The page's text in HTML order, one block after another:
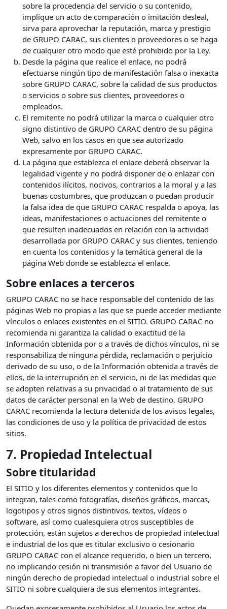
sobre la procedencia del servicio o su contenido,
implique un acto de comparación o imitación desleal,
sirva para aprovechar la reputación, marca y prestigio
de GRUPO CARAC, sus clientes o proveedores o se haga
de cualquier otro modo que esté prohibido por la Ley.
Desde la página que realice el enlace, no podrá
efectuarse ningún tipo de manifestación falsa o inexacta
sobre GRUPO CARAC, sobre la calidad de sus productos
o servicios o sobre sus clientes, proveedores o
empleados.
El remitente no podrá utilizar la marca o cualquier otro
signo distintivo de GRUPO CARAC dentro de su página
Web, salvo en los casos en que sea autorizado
expresamente por GRUPO CARAC.
La página que establezca el enlace deberá observar la
legalidad vigente y no podrá disponer de o enlazar con
contenidos ilícitos, nocivos, contrarios a la moral y a las
buenas costumbres, que produzcan o puedan producir
la falsa idea de que GRUPO CARAC respalda o apoya, las
ideas, manifestaciones o actuaciones del remitente o
que resulten inadecuados en relación con la actividad
desarrollada por GRUPO CARAC y sus clientes, teniendo
en cuenta los contenidos y la temática general de la
página Web donde se establezca el enlace.
Sobre enlaces a terceros
GRUPO CARAC no se hace responsable del contenido de las
páginas Web no propias a las que se puede acceder mediante
vínculos o enlaces existentes en el SITIO. GRUPO CARAC no
recomienda ni garantiza la calidad o exactitud de la
Información obtenida por o a través de dichos vínculos, ni se
responsabiliza de ninguna pérdida, reclamación o perjuicio
derivado de su uso, o de la Información obtenida a través de
ellos, de la interrupción en el servicio, ni de las medidas que
se adopten relativas a su privacidad o al tratamiento de sus
datos de carácter personal en la Web de destino. GRUPO
CARAC recomienda la lectura detenida de los avisos legales,
las condiciones de uso y la política de privacidad de estos
sitios.
7. Propiedad Intelectual
Sobre titularidad
El SITIO y los diferentes elementos y contenidos que lo
integran, tales como fotografías, diseños gráficos, marcas,
logotipos y otros signos distintivos, textos, vídeos o
software, así como cualesquiera otros susceptibles de
protección, están sujetos a derechos de propiedad intelectual
e industrial de los que es titular exclusivo o cesionario
GRUPO CARAC con el alcance requerido, o bien un tercero,
no implicando cesión ni transmisión a favor del Usuario de
ningún derecho de propiedad intelectual o industrial sobre el
SITIO ni sobre cualquiera de sus elementos integrantes.